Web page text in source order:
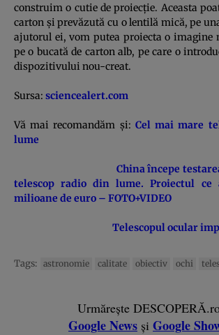
construim o cutie de proiecţie. Aceasta
carton şi prevăzută cu o lentilă mică, pe
ajutorul ei, vom putea proiecta o imagine
pe o bucată de carton alb, pe care o
dispozitivului nou-creat.
Sursa: sciencealert.com
Vă mai recomandăm şi: Cel mai mare
lume
China începe
telescop radio din lume. Proiectul ce
milioane de euro – FOTO+VIDEO
Telescopul ocular
Tags: astronomie calitate obiectiv ochi
Urmărește
Google News și Google